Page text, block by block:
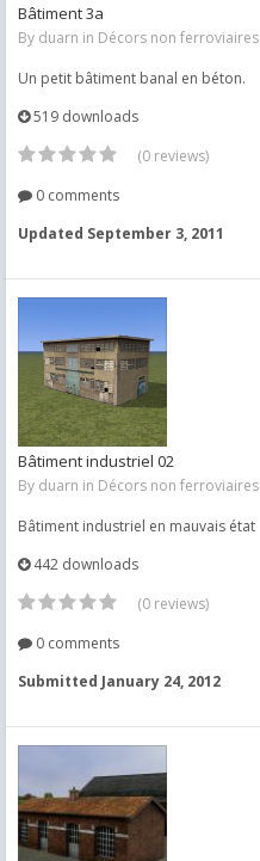
Bâtiment 3a
By duarn in Décors non ferroviaires
Un petit bâtiment banal en béton.
519 downloads
(0 reviews)
0 comments
Updated September 3, 2011
Bâtiment industriel 02
By duarn in Décors non ferroviaires
Bâtiment industriel en mauvais état
442 downloads
(0 reviews)
0 comments
Submitted January 24, 2012